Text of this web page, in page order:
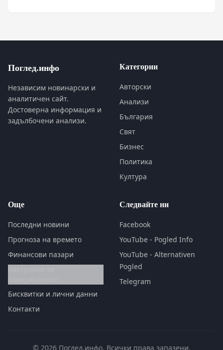
Поглед.инфо
Независим новинарски и
аналитичен сайт.
Достоверна информация и
задълбочени анализи.
Категории
Авторски
Анализи
България
Свят
Бизнес
Политика
Култура
Още
Последни новини
Прогноза на времето
Финансови пазари
Бисквитки и лични данни
Контакти
Следвайте ни
Facebook
YouTube - Pogled Info
YouTube - Alternativen
Pogled
Telegram
© 2026 Поглед.инфо. Всички права запазени.